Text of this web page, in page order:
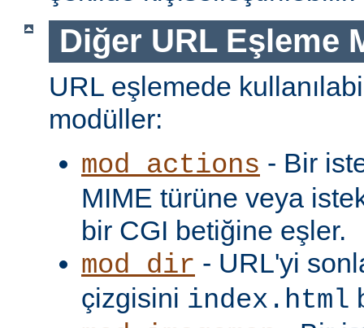
Diğer URL Eşleme
URL eşlemede
modüller:
mod_actions - Bir
MIME türüne veya
bir CGI betiğine eşler.
mod_dir - URL'yi
çizgisini index.html